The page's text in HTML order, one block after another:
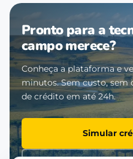
Pronto para a
campo merece?
Conheça a plataforma e
minutos. Sem custo, sem
de crédito em até 24h.
Simular